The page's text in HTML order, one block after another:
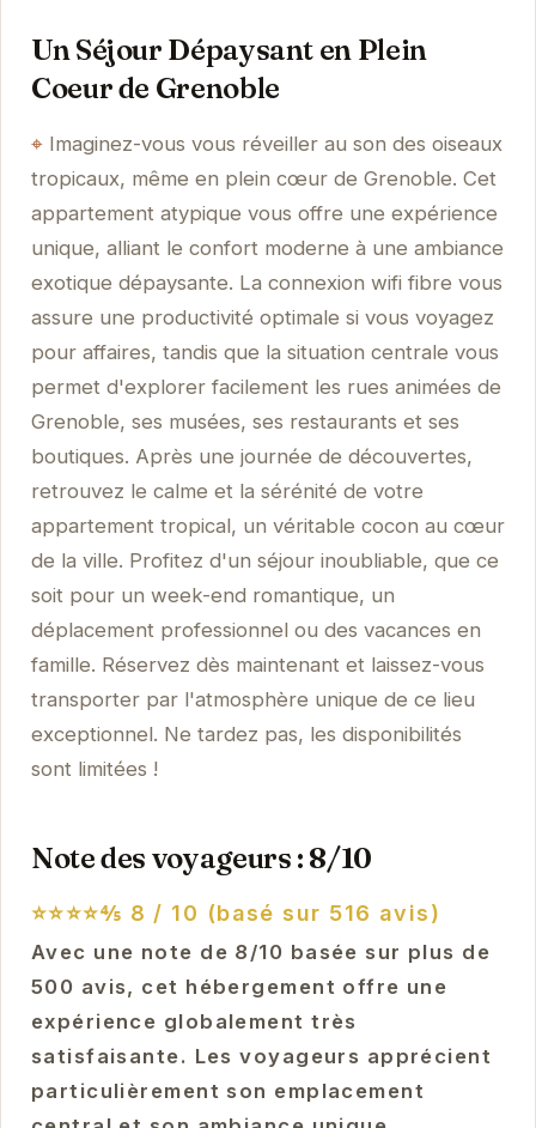
Un Séjour Dépaysant en Plein
Coeur de Grenoble
Imaginez-vous vous réveiller au son des oiseaux
tropicaux, même en plein cœur de Grenoble. Cet
appartement atypique vous offre une expérience
unique, alliant le confort moderne à une ambiance
exotique dépaysante. La connexion wifi fibre vous
assure une productivité optimale si vous voyagez
pour affaires, tandis que la situation centrale vous
permet d'explorer facilement les rues animées de
Grenoble, ses musées, ses restaurants et ses
boutiques. Après une journée de découvertes,
retrouvez le calme et la sérénité de votre
appartement tropical, un véritable cocon au cœur
de la ville. Profitez d'un séjour inoubliable, que ce
soit pour un week-end romantique, un
déplacement professionnel ou des vacances en
famille. Réservez dès maintenant et laissez-vous
transporter par l'atmosphère unique de ce lieu
exceptionnel. Ne tardez pas, les disponibilités
sont limitées !
Note des voyageurs : 8/10
⭐⭐⭐⭐⅘ 8 / 10 (basé sur 516 avis)
Avec une note de 8/10 basée sur plus de
500 avis, cet hébergement offre une
expérience globalement très
satisfaisante. Les voyageurs apprécient
particulièrement son emplacement